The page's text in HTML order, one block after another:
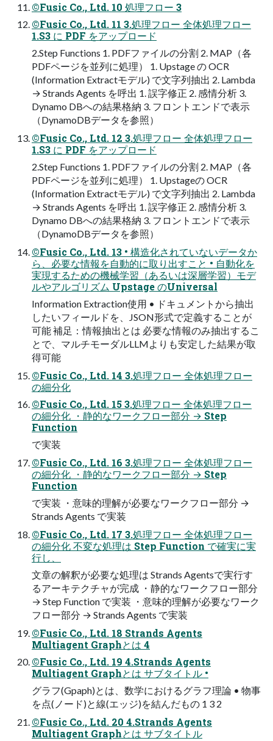
©Fusic Co., Ltd. 10 処理フロー 3
©Fusic Co., Ltd. 11 3.処理フロー 全体処理フロー
1.S3 に PDF をアップロード
2.Step Functions 1. PDFファイルの分割 2. MAP（各
PDFページを並列に処理） 1. Upstage の OCR
(Information Extractモデル) で文字列抽出 2. Lambda
→ Strands Agents を呼出 1. 誤字修正 2. 感情分析 3.
Dynamo DBへの結果格納 3. フロントエンドで表示
（DynamoDBデータを参照）
©Fusic Co., Ltd. 12 3.処理フロー 全体処理フロー
1.S3 に PDF をアップロード
2.Step Functions 1. PDFファイルの分割 2. MAP（各
PDFページを並列に処理） 1. Upstageの OCR
(Information Extractモデル) で文字列抽出 2. Lambda
→ Strands Agents を呼出 1. 誤字修正 2. 感情分析 3.
Dynamo DBへの結果格納 3. フロントエンドで表示
（DynamoDBデータを参照）
©Fusic Co., Ltd. 13 • 構造化されていないデータか
ら、必要な情報を自動的に取り出すこと • 自動化を
実現するための機械学習（あるいは深層学習）モデ
ルやアルゴリズム Upstage のUniversal
Information Extraction使用 • ドキュメントから抽出
したいフィールドを、JSON形式で定義することが
可能 補足：情報抽出とは 必要な情報のみ抽出するこ
とで、マルチモーダルLLMよりも安定した結果が取
得可能
©Fusic Co., Ltd. 14 3.処理フロー 全体処理フロー
の細分化
©Fusic Co., Ltd. 15 3.処理フロー 全体処理フロー
の細分化 ・静的なワークフロー部分 → Step
Function
で実装
©Fusic Co., Ltd. 16 3.処理フロー 全体処理フロー
の細分化 ・静的なワークフロー部分 → Step
Function
で実装 ・意味的理解が必要なワークフロー部分 →
Strands Agents で実装
©Fusic Co., Ltd. 17 3.処理フロー 全体処理フロー
の細分化 不変な処理は Step Function で確実に実
行し、
文章の解釈が必要な処理は Strands Agentsで実行す
るアーキテクチャが完成 ・静的なワークフロー部分
→ Step Function で実装 ・意味的理解が必要なワーク
フロー部分 → Strands Agents で実装
©Fusic Co., Ltd. 18 Strands Agents
Multiagent Graphとは 4
©Fusic Co., Ltd. 19 4.Strands Agents
Multiagent Graphとは サブタイトル •
グラフ(Gpaph)とは、数学におけるグラフ理論 • 物事
を点(ノード)と線(エッジ)を結んだもの 1 3 2
©Fusic Co., Ltd. 20 4.Strands Agents
Multiagent Graphとは サブタイトル